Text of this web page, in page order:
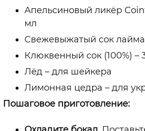
Апельсиновый ликёр
мл
Свежевыжатый сок лайма
Клюквенный сок (100%) –
Лёд –для шейкера
Лимонная цедра –для
Пошаговое приготовление: